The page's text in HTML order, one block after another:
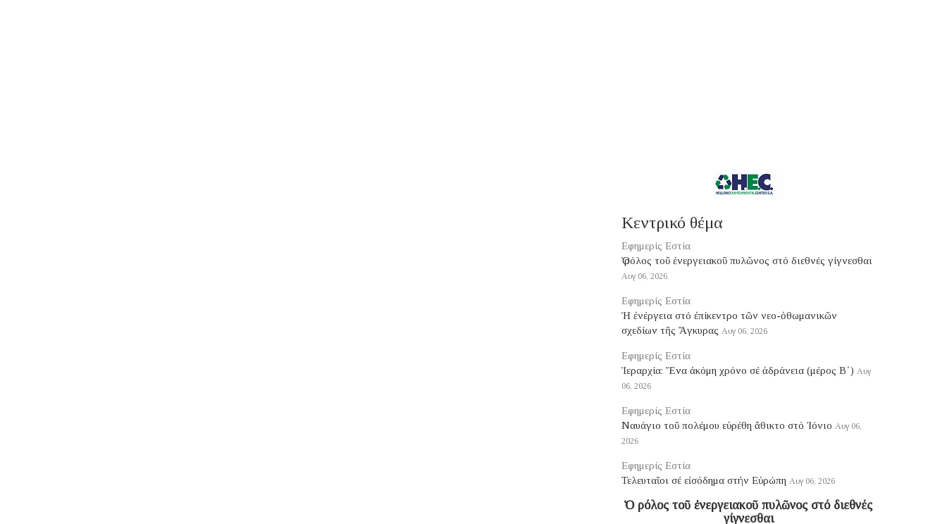
Κεντρικό θέμα
Εφημερίς Εστία
Ὁ ρόλος τοῦ ἐνεργειακοῦ πυλῶνος στό διεθνές γίγνεσθαι
Αυγ 06, 2026
Εφημερίς Εστία
Ἡ ἐνέργεια στό ἐπίκεντρο τῶν νεο-ὀθωμανικῶν
σχεδίων τῆς Ἄγκυρας Αυγ 06, 2026
Εφημερίς Εστία
Ἱεραρχία: Ἕνα ἀκόμη χρόνο σέ ἀδράνεια (μέρος B΄) Αυγ
06, 2026
Εφημερίς Εστία
Ναυάγιο τοῦ πολέμου εὑρέθη ἄθικτο στό Ἰόνιο Αυγ 06,
2026
Εφημερίς Εστία
Τελευταῖοι σέ εἰσόδημα στήν Εὐρώπη Αυγ 06, 2026
Ὁ ρόλος τοῦ ἐνεργειακοῦ πυλῶνος στό διεθνές
γίγνεσθαι